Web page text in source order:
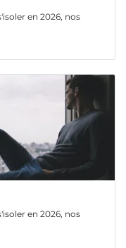
en 2026, nos
en 2026, nos